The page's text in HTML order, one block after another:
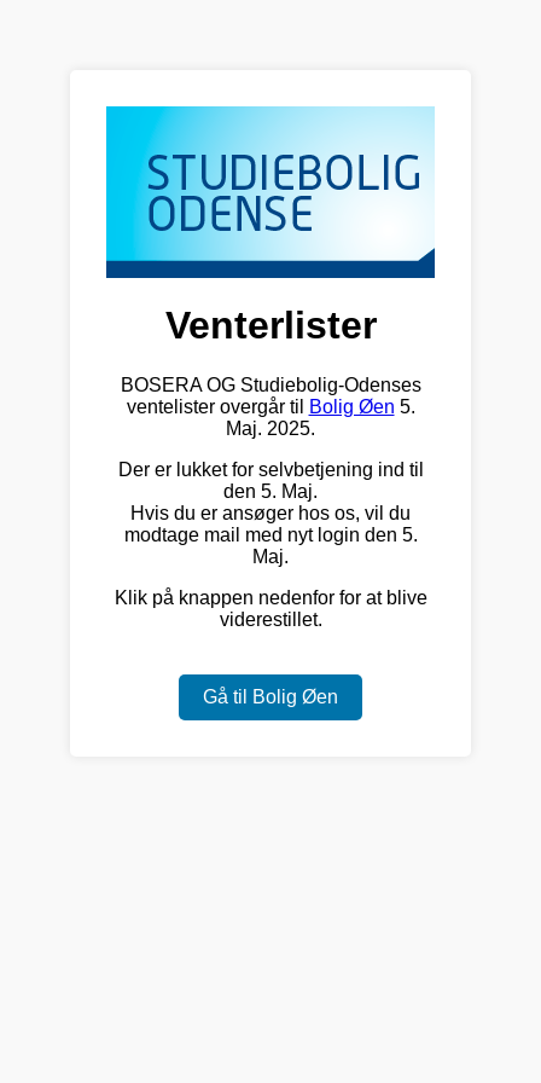
Venterlister
BOSERA OG Studiebolig-Odenses
ventelister overgår til
Bolig Øen 5.
Maj. 2025.
Der er lukket for selvbetjening ind til
den 5. Maj.
Hvis du er ansøger hos os, vil du
modtage mail med nyt login den 5.
Maj.
Klik på knappen nedenfor for at blive
viderestillet.
Gå til Bolig Øen